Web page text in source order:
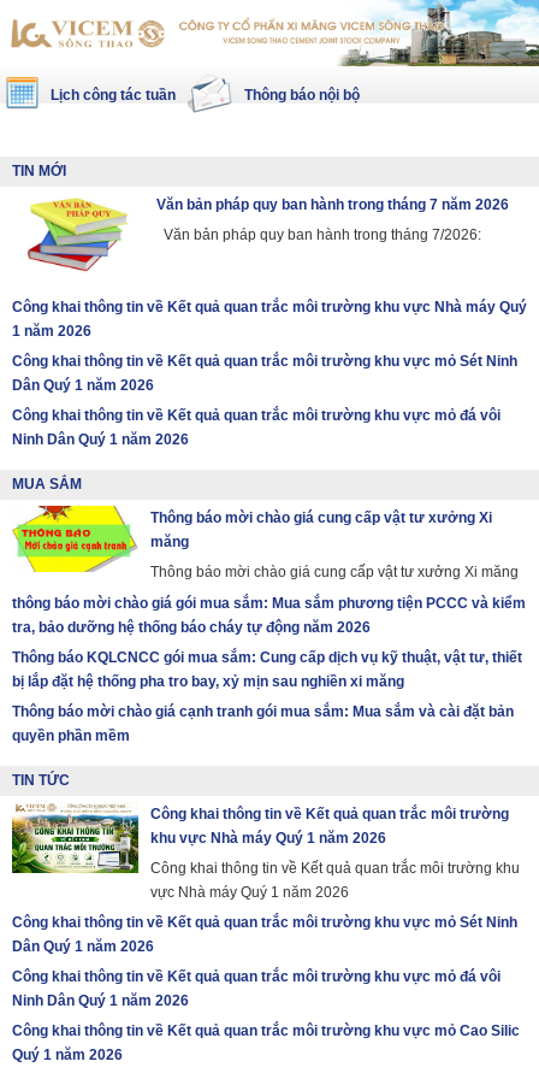
Lịch công tác tuần Thông báo nội bộ
TIN MỚI
Văn bản pháp quy ban hành trong tháng 7 năm 2026
Văn bản pháp quy ban hành trong tháng 7/2026:
Công khai thông tin về Kết quả quan trắc môi trường khu vực Nhà máy Quý
1 năm 2026
Công khai thông tin về Kết quả quan trắc môi trường khu vực mỏ Sét Ninh
Dân Quý 1 năm 2026
Công khai thông tin về Kết quả quan trắc môi trường khu vực mỏ đá vôi
Ninh Dân Quý 1 năm 2026
MUA SẮM
Thông báo mời chào giá cung cấp vật tư xưởng Xi
măng
Thông báo mời chào giá cung cấp vật tư xưởng Xi măng
thông báo mời chào giá gói mua sắm: Mua sắm phương tiện PCCC và kiểm
tra, bảo dưỡng hệ thống báo cháy tự động năm 2026
Thông báo KQLCNCC gói mua sắm: Cung cấp dịch vụ kỹ thuật, vật tư, thiết
bị lắp đặt hệ thống pha tro bay, xỷ mịn sau nghiền xi măng
Thông báo mời chào giá cạnh tranh gói mua sắm: Mua sắm và cài đặt bản
quyền phần mềm
TIN TỨC
Công khai thông tin về Kết quả quan trắc môi trường
khu vực Nhà máy Quý 1 năm 2026
Công khai thông tin về Kết quả quan trắc môi trường khu
vực Nhà máy Quý 1 năm 2026
Công khai thông tin về Kết quả quan trắc môi trường khu vực mỏ Sét Ninh
Dân Quý 1 năm 2026
Công khai thông tin về Kết quả quan trắc môi trường khu vực mỏ đá vôi
Ninh Dân Quý 1 năm 2026
Công khai thông tin về Kết quả quan trắc môi trường khu vực mỏ Cao Silic
Quý 1 năm 2026